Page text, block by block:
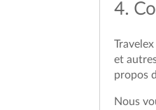
4.
et
propos
Nous